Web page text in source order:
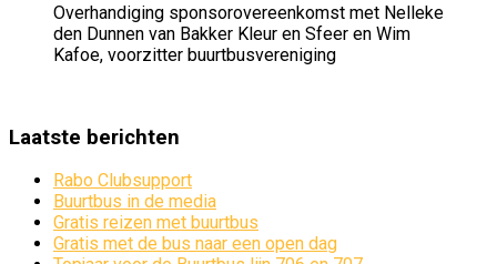
Overhandiging sponsorovereenkomst met Nelleke
den Dunnen van Bakker Kleur en Sfeer en Wim
Kafoe, voorzitter buurtbusvereniging
Laatste berichten
Rabo Clubsupport
Buurtbus in de media
Gratis reizen met buurtbus
Gratis met de bus naar een open dag